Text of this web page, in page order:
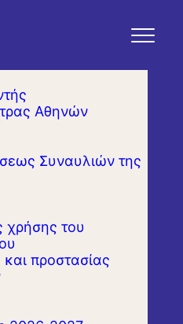
Αθηνών
Συναυλιών της
χρήσης του
προστασίας